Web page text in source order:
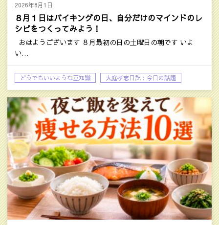
2026年8月1日
８月１日はバイキングの日、自分だけのマインドのレ
シピをつくってみよう！
おはようございます ８月最初の日の土曜日の朝です いよ
い…
どうでもいいような豆知識 大庭孝志日記：今日の話題